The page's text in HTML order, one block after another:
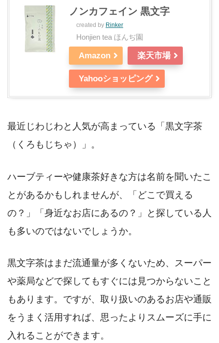
ノンカフェイン 黒文字
created by Rinker
Honjien tea ほんぢ園
Amazon 楽天市場
Yahooショッピング
最近じわじわと人気が高まっている「黒文字茶
（くろもじちゃ）」。
ハーブティーや健康茶好きな方は名前を聞いたこ
とがあるかもしれませんが、「どこで買える
の？」「身近なお店にあるの？」と探している人
も多いのではないでしょうか。
黒文字茶はまだ流通量が多くないため、スーパー
や薬局などで探してもすぐには見つからないこと
もあります。ですが、取り扱いのあるお店や通販
をうまく活用すれば、思ったよりスムーズに手に
入れることができます。